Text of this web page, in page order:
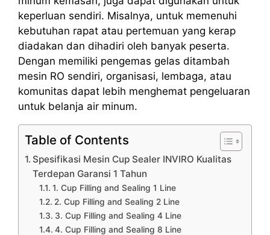
keperluan sendiri. Misalnya, untuk memenuhi
kebutuhan rapat atau pertemuan yang kerap
diadakan dan dihadiri oleh banyak peserta.
Dengan memiliki pengemas gelas ditambah
mesin RO sendiri, organisasi, lembaga, atau
komunitas dapat lebih menghemat pengeluaran
untuk belanja air minum.
Table of Contents
Spesifikasi Mesin Cup Sealer INVIRO Kualitas
Terdepan Garansi 1 Tahun
1. Cup Filling and Sealing 1 Line
2. Cup Filling and Sealing 2 Line
3. Cup Filling and Sealing 4 Line
4. Cup Filling and Sealing 8 Line